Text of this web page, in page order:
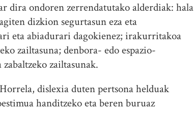
dira ondoren zerrendatutako alderdiak: hala
dizkion segurtasun eza eta
eta abiadurari dagokienez; irakurritakoa
zailtasuna; denbora- edo espazio-
zailtasunak.
dislexia duten pertsona helduak
handitzeko eta beren buruaz